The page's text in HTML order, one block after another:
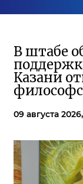
В штабе
Казани
09 августа 2026,